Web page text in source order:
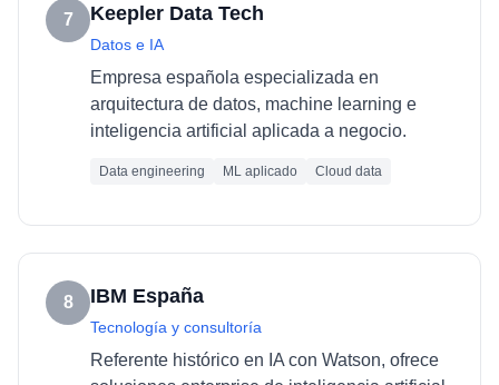
7 Keepler Data Tech
Datos e IA
Empresa española especializada en
arquitectura de datos, machine learning e
inteligencia artificial aplicada a negocio.
Data engineering ML aplicado Cloud data
8 IBM España
Tecnología y consultoría
Referente histórico en IA con Watson, ofrece